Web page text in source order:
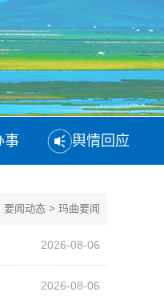
事 舆情回应
要闻动态 > 玛曲要闻
2026-08-06
2026-08-06